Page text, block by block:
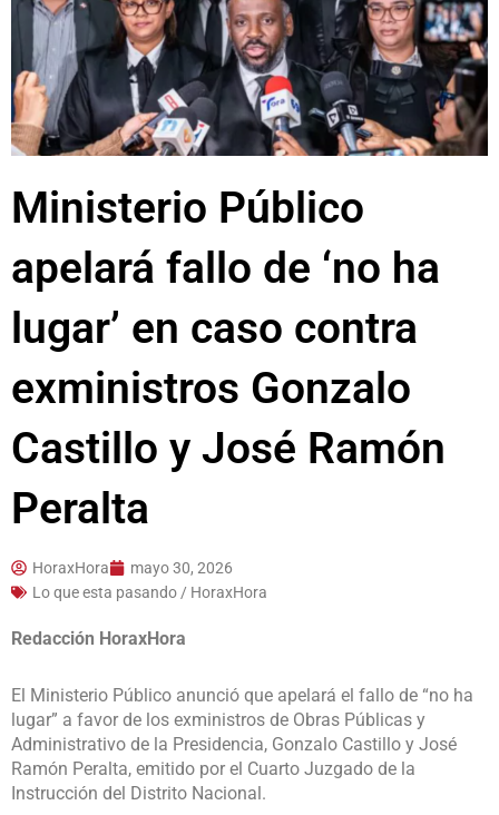
Ministerio Público
apelará fallo de ‘no ha
lugar’ en caso contra
exministros Gonzalo
Castillo y José Ramón
Peralta
HoraxHora
mayo 30, 2026
Lo que esta pasando / HoraxHora
Redacción HoraxHora
El Ministerio Público anunció que apelará el fallo de “no ha
lugar” a favor de los exministros de Obras Públicas y
Administrativo de la Presidencia, Gonzalo Castillo y José
Ramón Peralta, emitido por el Cuarto Juzgado de la
Instrucción del Distrito Nacional.